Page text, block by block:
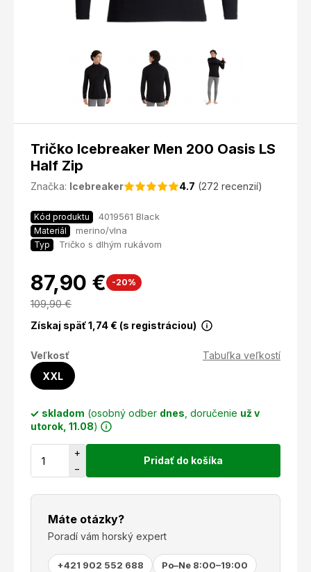
Tričko Icebreaker Men 200 Oasis LS
Half Zip
Značka: Icebreaker 4.7 (272 recenzií)
Kód produktu 4019561 Black
Materiál merino/vlna
Typ Tričko s dlhým rukávom
87,90 € -20%
109,90€
Získaj späť1,74€ (s registráciou)
Veľkosť
Tabuľka veľkostí
XXL
skladom (osobný odber dnes , doručenie už v
utorok, 11.08)
+
−
Pridať do košíka
Máte otázky?
Poradí vám horský expert
+421 902 552 688 Po–Ne 8:00–19:00